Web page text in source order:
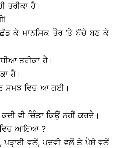
ਤਰੀਕਾ ਹੈ।
ਕੇ ਮਾਨਸਿਕ ਤੌਰ ’ਤੇ ਬੱਚੇ ਬਣ ਕੇ
ਤਰੀਕਾ ਹੈ।
ਹੈ।
ਸਮਝ ਵਿਚ ਆ ਗਈ।
ਵੀ ਚਿੰਤਾ ਕਿਉਂ ਨਹੀਂ ਕਰਦੇ।
ਵਿਚ ਆਇਆ ?
ਪੜੵਾਈ ਵਲੋਂ, ਪਦਵੀ ਵਲੋਂ ਤੇ ਪੈਸੇ ਵਲੋਂ